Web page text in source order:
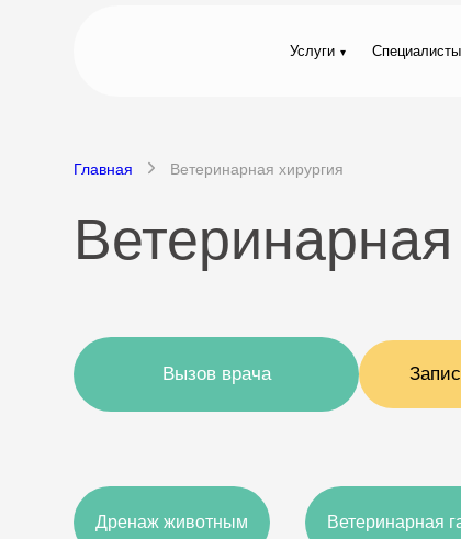
Услуги Специалисты
Главная Ветеринарная хирургия
Вызов врача
Дренаж животным Ветеринарная